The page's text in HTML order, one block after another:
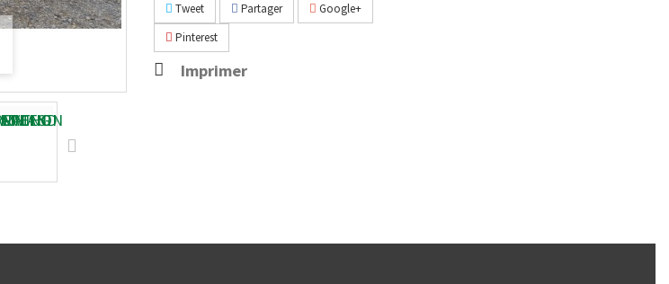
Tweet Partager
Google+
Pinterest
Imprimer